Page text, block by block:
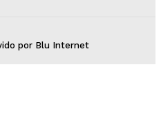
por Blu Internet